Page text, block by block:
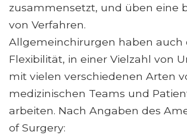
zusammensetzt, und üben eine
von Verfahren.
Allgemeinchirurgen haben auch
Flexibilität, in einer Vielzahl von
mit vielen verschiedenen Arten
medizinischen Teams und
arbeiten. Nach Angaben des
of Surgery: